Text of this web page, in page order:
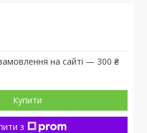
на сайті — 300 ₴
Купити
з